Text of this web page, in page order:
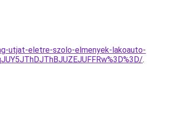
utjat-eletre-szolo-elmenyek-lakoauto-
.